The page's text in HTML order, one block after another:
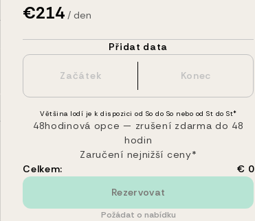
€214 / den
Přidat data
Většina lodí je k dispozici od So do So nebo od St do St*
48hodinová opce — zrušení zdarma do 48
hodin
Zaručení nejnižší ceny*
Celkem:
€ 0
Rezervovat
Požádat o nabídku